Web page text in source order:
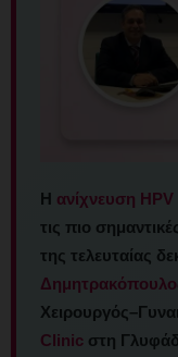
Η ανίχνευση
τις πιο
της τελευταίας
Clinic στη